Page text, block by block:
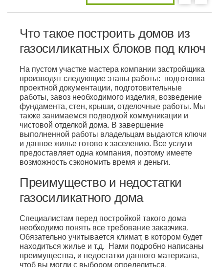
Что такое построить домов из
газосиликатных блоков под ключ
На пустом участке мастера компании застройщика
производят следующие этапы работы: подготовка
проектной документации, подготовительные
работы, завоз необходимого изделия, возведение
фундамента, стен, крыши, отделочные работы. Мы
также занимаемся подводкой коммуникации и
чистовой отделкой дома. В завершение
выполненной работы владельцам выдаются ключи
и данное жилье готово к заселению. Все услуги
предоставляет одна компания, поэтому имеете
возможность сэкономить время и деньги.
Преимущество и недостатки
газосиликатного дома
Специалистам перед постройкой такого дома
необходимо понять все требование заказчика.
Обязательно учитывается климат, в котором будет
находиться жилье и т.д. Нами подробно написаны
преимущества, и недостатки данного материала,
чтоб вы могли с выбором определиться.